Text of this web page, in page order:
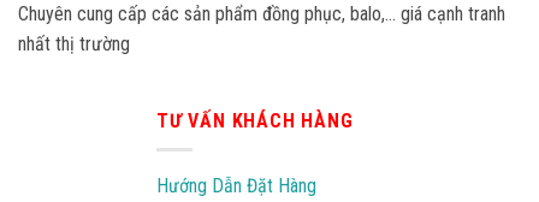
Chuyên cung cấp các sản phẩm đồng phục, balo,… giá cạnh tranh
nhất thị trường
TƯ VẤN KHÁCH HÀNG
Hướng Dẫn Đặt Hàng